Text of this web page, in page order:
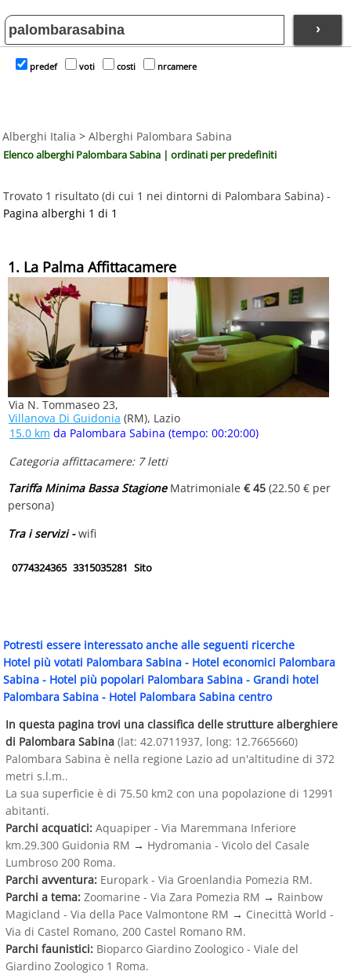
›
predef voti costi nrcamere
Alberghi Italia > Alberghi Palombara Sabina
Elenco alberghi Palombara Sabina | ordinati per predefiniti
Trovato 1 risultato (di cui 1 nei dintorni di Palombara Sabina) -
Pagina alberghi 1 di 1
1. La Palma Affittacamere
Via N. Tommaseo 23,
Villanova Di Guidonia (RM), Lazio
15.0 km da Palombara Sabina (tempo: 00:20:00)
Categoria affittacamere: 7 letti
Tariffa Minima Bassa StagioneMatrimoniale € 45 (22.50 € per
persona)
Tra i servizi -wifi
0774324365 3315035281 Sito
Potresti essere interessato anche alle seguenti ricerche
Hotel più votati Palombara Sabina - Hotel economici Palombara
Sabina - Hotel più popolari Palombara Sabina - Grandi hotel
Palombara Sabina - Hotel Palombara Sabina centro
In questa pagina trovi una classifica delle strutture alberghiere
di Palombara Sabina (lat: 42.0711937, long: 12.7665660)
Palombara Sabina è nella regione Lazio ad un'altitudine di 372
metri s.l.m..
La sua superficie è di 75.50 km2 con una popolazione di 12991
abitanti.
Parchi acquatici: Aquapiper - Via Maremmana Inferiore
km.29.300 Guidonia RM → Hydromania - Vicolo del Casale
Lumbroso 200 Roma.
Parchi avventura: Europark - Via Groenlandia Pomezia RM.
Parchi a tema: Zoomarine - Via Zara Pomezia RM → Rainbow
Magicland - Via della Pace Valmontone RM → Cinecittà World -
Via di Castel Romano, 200 Castel Romano RM.
Parchi faunistici: Bioparco Giardino Zoologico - Viale del
Giardino Zoologico 1 Roma.